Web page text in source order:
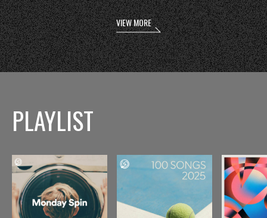
VIEW MORE
PLAYLIST